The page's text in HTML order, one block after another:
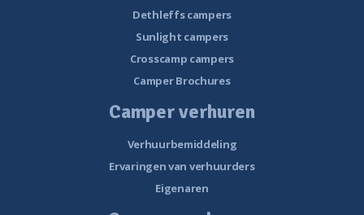
Dethleffs campers
Sunlight campers
Crosscamp campers
Camper Brochures
Camper verhuren
Verhuurbemiddeling
Ervaringen van verhuurders
Eigenaren